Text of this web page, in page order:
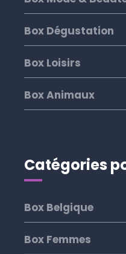
Box Dégustation
Box Loisirs
Box Animaux
Catégories
Box Belgique
Box Femmes